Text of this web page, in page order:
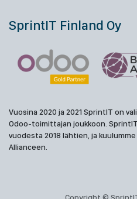
SprintIT Finland Oy
Vuosina 2020 ja 2021 SprintIT on
Odoo-toimittajan joukkoon.
vuodesta 2018 lähtien, ja
Allianceen.
Copyright ©